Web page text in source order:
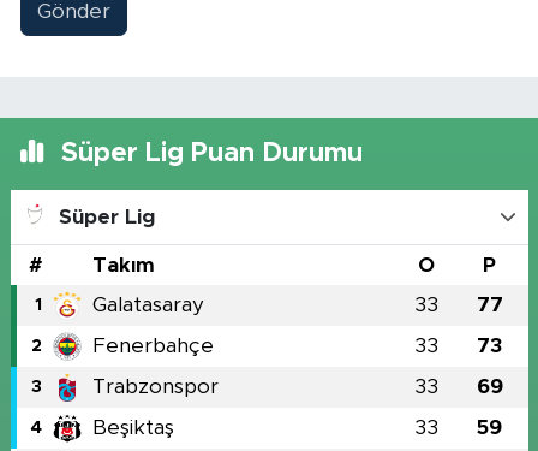
Gönder
Süper Lig Puan Durumu
Süper Lig
# Takım O P
1 Galatasaray 33 77
2 Fenerbahçe 33 73
3 Trabzonspor 33 69
4 Beşiktaş 33 59